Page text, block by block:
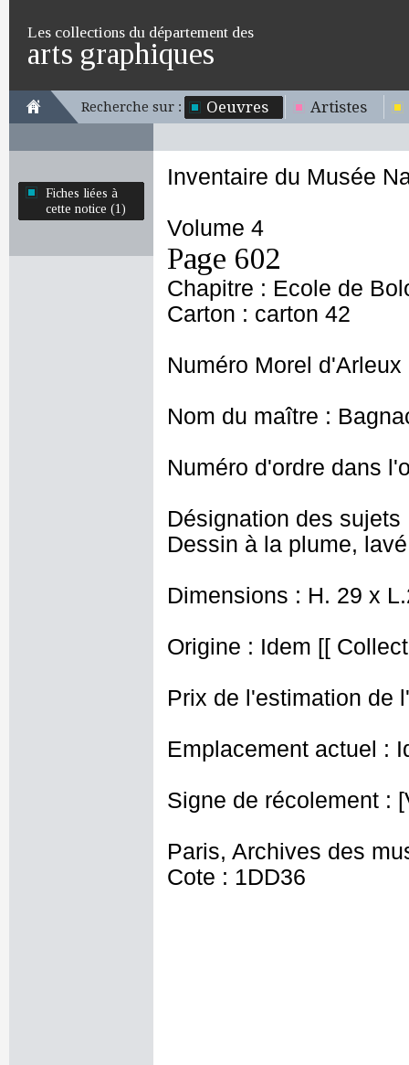
Les collections du département des
arts graphiques
Recherche sur : Oeuvres Artistes
Fiches liées à
cette notice (1)
Inventaire du Musée
Volume 4
Page 602
Chapitre : Ecole de
Carton : carton 42
Numéro Morel d'Arleux
Nom du maître :
Numéro d'ordre dans
Désignation des
Dessin à la plume,
Dimensions : H. 29 x
Origine : Idem [[
Prix de l'estimation de
Emplacement actuel :
Signe de récolement :
Paris, Archives des
Cote : 1DD36